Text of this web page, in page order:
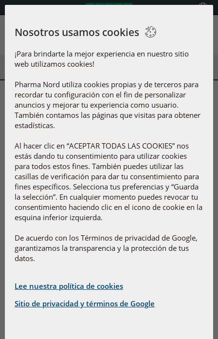
Seleccione país
Productos seleccionados
Ver todos los productos
ActiveComplex Q10
Gold 100mg 60 caps
Más información
ActiveComplex
Más información
Nosotros usamos cookies
¡Para brindarte la mejor experiencia en nuestro sitio
web utilizamos cookies!
Pharma Nord utiliza cookies propias y de terceros para
recordar tu configuración con el fin de personalizar
anuncios y mejorar tu experiencia como usuario.
También contamos las páginas que visitas para obtener
estadísticas.
Al hacer clic en “ACEPTAR TODAS LAS COOKIES” nos
estás dando tu consentimiento para utilizar cookies
para todos estos fines. También puedes utilizar las
casillas de verificación para dar tu consentimiento para
fines específicos. Selecciona tus preferencias y “Guarda
la selección”. En cualquier momento puedes revocar tu
consentimiento haciendo clic en el icono de cookie en la
esquina inferior izquierda.
De acuerdo con los Términos de privacidad de Google,
garantizamos la transparencia y la protección de tus
datos.
Lee nuestra política de cookies
Sitio de privacidad y términos de Google